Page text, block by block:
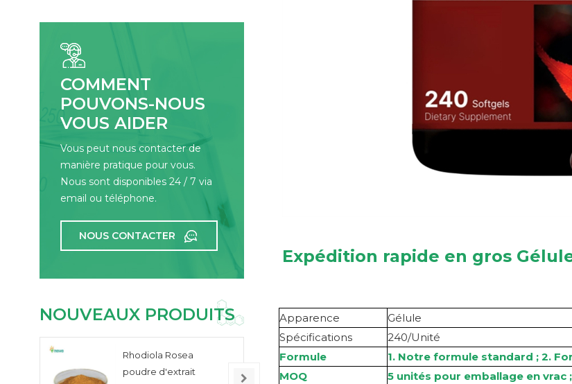
Expédition rapide en gros
Apparence
Gélule
Spécifications
240/Unité
Formule
1. Notre formule standard ; 2.
MOQ
5 unités pour emballage en
COMMENT
POUVONS-NOUS
VOUS AIDER
Vous peut nous contacter de
manière pratique pour vous.
Nous sont disponibles 24 / 7 via
email ou téléphone.
NOUS CONTACTER
NOUVEAUX PRODUITS
Rhodiola Rosea
poudre d'extrait